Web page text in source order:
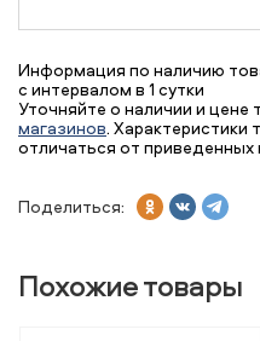
Информация по наличию
с интервалом в 1 сутки
Уточняйте о наличии и
магазинов. Характеристики
отличаться от приведенных
Поделиться:
Похожие товары